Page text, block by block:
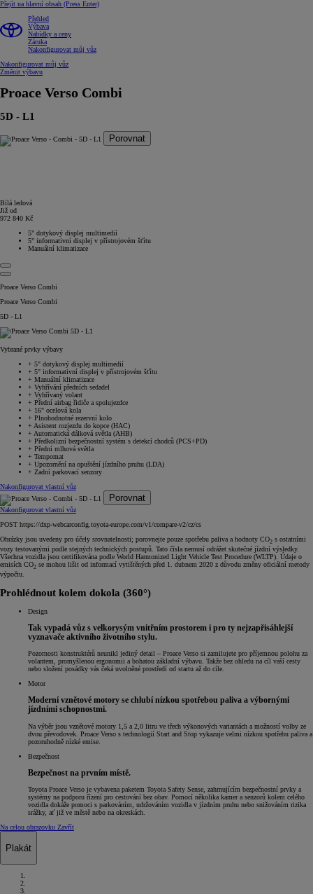
Přejít na hlavní obsah (Press Enter)
Přehled
Výbava
Nabídky a ceny
Záruka
Nakonfigurovat můj vůz
Nakonfigurovat můj vůz
Změnit výbavu
Proace Verso Combi
5D - L1
Porovnat
Bílá ledová
Již od
972 840 Kč
5" dotykový displej multimedií
5" informativní displej v přístrojovém šťítu
Manuální klimatizace
Proace Verso Combi
Proace Verso Combi
5D - L1
Vybrané prvky výbavy
+ 5" dotykový displej multimedií
+ 5" informativní displej v přístrojovém šťítu
+ Manuální klimatizace
+ Vyhřívání předních sedadel
+ Vyhřívaný volant
+ Přední airbag řidiče a spolujezdce
+ 16" ocelová kola
+ Plnohodnotné rezervní kolo
+ Asistent rozjezdu do kopce (HAC)
+ Automatická dálková světla (AHB)
+ Předkolizní bezpečnostní systém s detekcí chodců (PCS+PD)
+ Přední mlhová světla
+ Tempomat
+ Upozornění na opuštění jízdního pruhu (LDA)
+ Zadní parkovací senzory
Nakonfigurovat vlastní vůz
Porovnat
Nakonfigurovat vlastní vůz
POST https://dxp-webcarconfig.toyota-europe.com/v1/compare-v2/cz/cs
Obrázky jsou uvedeny pro účely srovnatelnosti; porovnejte pouze spotřebu paliva a hodnoty CO2 s ostatními
vozy testovanými podle stejných technických postupů. Tato čísla nemusí odrážet skutečné jízdní výsledky.
Všechna vozidla jsou certifikována podle World Harmonized Light Vehicle Test Procedure (WLTP). Údaje o
emisích CO2 se mohou lišit od informací vytištěných před 1. dubnem 2020 z důvodu změny oficiální metody
výpočtu.
Prohlédnout kolem dokola (360°)
Design
Tak vypadá vůz s velkorysým vnitřním prostorem i pro ty nejzapřisáhlejší
vyznavače aktivního životního stylu.
Pozornosti konstruktérů neunikl jediný detail – Proace Verso si zamilujete pro příjemnou polohu za
volantem, promyšlenou ergonomii a bohatou základní výbavu. Takže bez ohledu na cíl vaší cesty
nebo složení posádky vás čeká uvolněné prostředí od startu až do cíle.
Motor
Moderní vznětové motory se chlubí nízkou spotřebou paliva a výbornými
jízdními schopnostmi.
Na výběr jsou vznětové motory 1,5 a 2,0 litru ve třech výkonových variantách a možností volby ze
dvou převodovek. Proace Verso s technologií Start and Stop vykazuje velmi nízkou spotřebu paliva a
pozoruhodně nízké emise.
Bezpečnost
Bezpečnost na prvním místě.
Toyota Proace Verso je vybavena paketem Toyota Safety Sense, zahrnujícím bezpečnostní prvky a
systémy na podporu řízení pro cestování bez obav. Pomocí několika kamer a senzorů kolem celého
vozidla dokáže pomoci s parkováním, udržováním vozidla v jízdním pruhu nebo snižováním rizika
srážky, ať již ve městě nebo na okreskách.
Na celou obrazovku Zavřít
Plakát